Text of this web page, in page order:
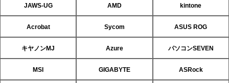
JAWS-UG AMD kintone
Acrobat Sycom ASUS ROG
キヤノンMJ Azure パソコンSEVEN
MSI GIGABYTE ASRock